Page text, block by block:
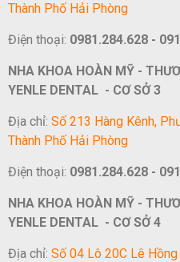
Thành Phố Hải Phòng
Điện thoại: 0981.284.628 -
NHA KHOA HOÀN MỸ -
YENLE DENTAL - CƠ SỞ 3
Địa chỉ: Số 213 Hàng Kênh,
Thành Phố Hải Phòng
Điện thoại: 0981.284.628 -
NHA KHOA HOÀN MỸ -
YENLE DENTAL - CƠ SỞ 4
Địa chỉ: Số 04 Lô 20C Lê